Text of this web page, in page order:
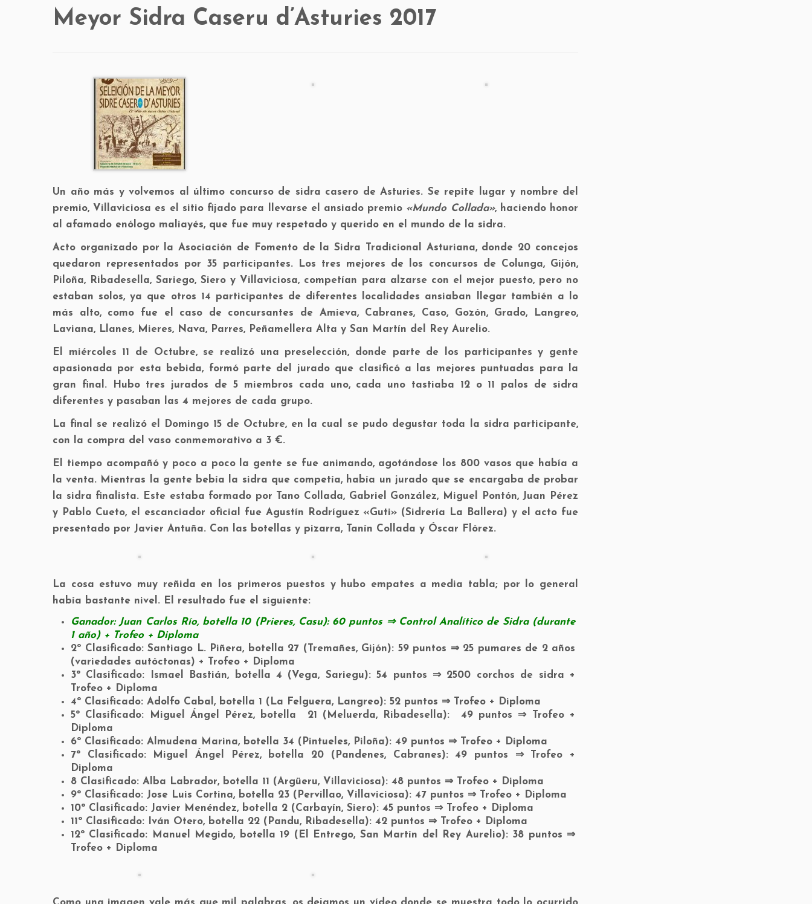
Meyor Sidra Caseru d’Asturies 2017
Un año más y volvemos al último concurso de sidra casero de Asturies. Se repite lugar y nombre del
premio, Villaviciosa es el sitio fijado para llevarse el ansiado premio «Mundo Collada», haciendo honor
al afamado enólogo maliayés, que fue muy respetado y querido en el mundo de la sidra.
Acto organizado por la Asociación de Fomento de la Sidra Tradicional Asturiana, donde 20 concejos
quedaron representados por 35 participantes. Los tres mejores de los concursos de Colunga, Gijón,
Piloña, Ribadesella, Sariego, Siero y Villaviciosa, competían para alzarse con el mejor puesto, pero no
estaban solos, ya que otros 14 participantes de diferentes localidades ansiaban llegar también a lo
más alto, como fue el caso de concursantes de Amieva, Cabranes, Caso, Gozón, Grado, Langreo,
Laviana, Llanes, Mieres, Nava, Parres, Peñamellera Alta y San Martín del Rey Aurelio.
El miércoles 11 de Octubre, se realizó una preselección, donde parte de los participantes y gente
apasionada por esta bebida, formó parte del jurado que clasificó a las mejores puntuadas para la
gran final. Hubo tres jurados de 5 miembros cada uno, cada uno tastiaba 12 o 11 palos de sidra
diferentes y pasaban las 4 mejores de cada grupo.
La final se realizó el Domingo 15 de Octubre, en la cual se pudo degustar toda la sidra participante,
con la compra del vaso conmemorativo a 3 €.
El tiempo acompañó y poco a poco la gente se fue animando, agotándose los 800 vasos que había a
la venta. Mientras la gente bebía la sidra que competía, había un jurado que se encargaba de probar
la sidra finalista. Este estaba formado por Tano Collada, Gabriel González, Miguel Pontón, Juan Pérez
y Pablo Cueto, el escanciador oficial fue Agustín Rodríguez «Guti» (Sidrería La Ballera) y el acto fue
presentado por Javier Antuña. Con las botellas y pizarra, Tanín Collada y Óscar Flórez.
La cosa estuvo muy reñida en los primeros puestos y hubo empates a media tabla; por lo general
había bastante nivel. El resultado fue el siguiente:
Ganador: Juan Carlos Río, botella 10 (Prieres, Casu): 60 puntos ⇒ Control Analítico de Sidra (durante
1 año) + Trofeo + Diploma
2º Clasificado: Santiago L. Piñera, botella 27 (Tremañes, Gijón): 59 puntos ⇒ 25 pumares de 2 años
(variedades autóctonas) + Trofeo + Diploma
3º Clasificado: Ismael Bastián, botella 4 (Vega, Sariegu): 54 puntos ⇒ 2500 corchos de sidra +
Trofeo + Diploma
4º Clasificado: Adolfo Cabal, botella 1 (La Felguera, Langreo): 52 puntos ⇒ Trofeo + Diploma
5º Clasificado: Miguel Ángel Pérez, botella 21 (Meluerda, Ribadesella): 49 puntos ⇒ Trofeo +
Diploma
6º Clasificado: Almudena Marina, botella 34 (Pintueles, Piloña): 49 puntos ⇒ Trofeo + Diploma
7º Clasificado: Miguel Ángel Pérez, botella 20 (Pandenes, Cabranes): 49 puntos ⇒ Trofeo +
Diploma
8 Clasificado: Alba Labrador, botella 11 (Argüeru, Villaviciosa): 48 puntos ⇒ Trofeo + Diploma
9º Clasificado: Jose Luis Cortina, botella 23 (Pervillao, Villaviciosa): 47 puntos ⇒ Trofeo + Diploma
10º Clasificado: Javier Menéndez, botella 2 (Carbayín, Siero): 45 puntos ⇒ Trofeo + Diploma
11º Clasificado: Iván Otero, botella 22 (Pandu, Ribadesella): 42 puntos ⇒ Trofeo + Diploma
12º Clasificado: Manuel Megido, botella 19 (El Entrego, San Martín del Rey Aurelio): 38 puntos ⇒
Trofeo + Diploma